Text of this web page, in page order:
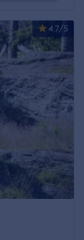
4.7/5